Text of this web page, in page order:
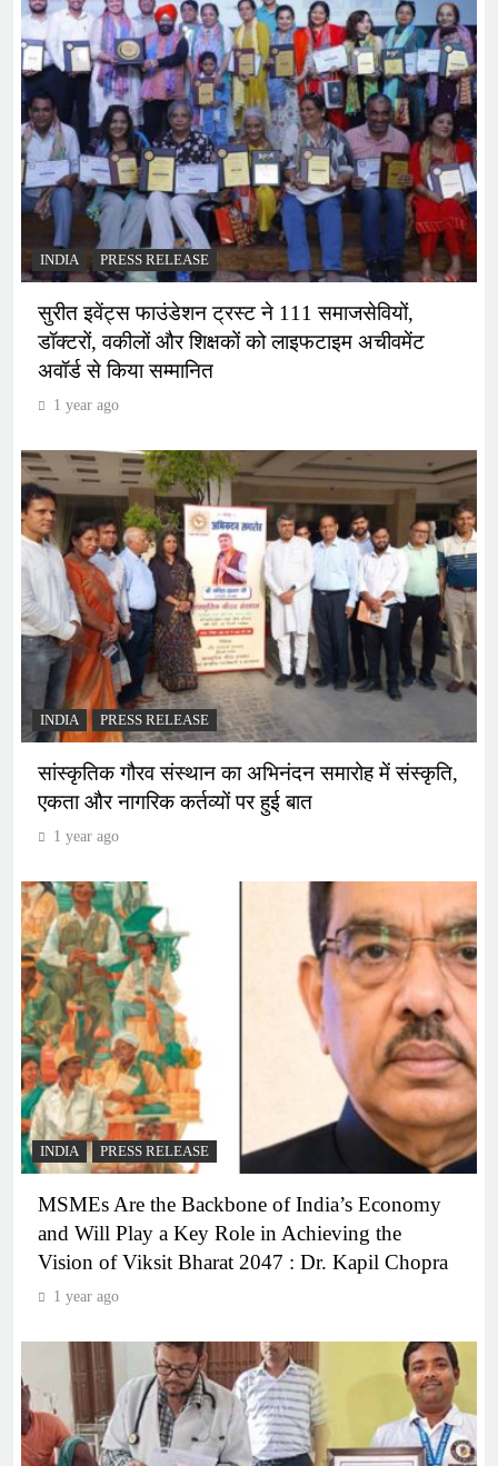
INDIA PRESS RELEASE
सुरीत इवेंट्स फाउंडेशन ट्रस्ट ने 111 समाजसेवियों,
डॉक्टरों, वकीलों और शिक्षकों को लाइफटाइम अचीवमेंट
अवॉर्ड से किया सम्मानित
1 year ago
INDIA PRESS RELEASE
सांस्कृतिक गौरव संस्थान का अभिनंदन समारोह में संस्कृति,
एकता और नागरिक कर्तव्यों पर हुई बात
1 year ago
INDIA PRESS RELEASE
MSMEs Are the Backbone of India’s Economy
and Will Play a Key Role in Achieving the
Vision of Viksit Bharat 2047 : Dr. Kapil Chopra
1 year ago